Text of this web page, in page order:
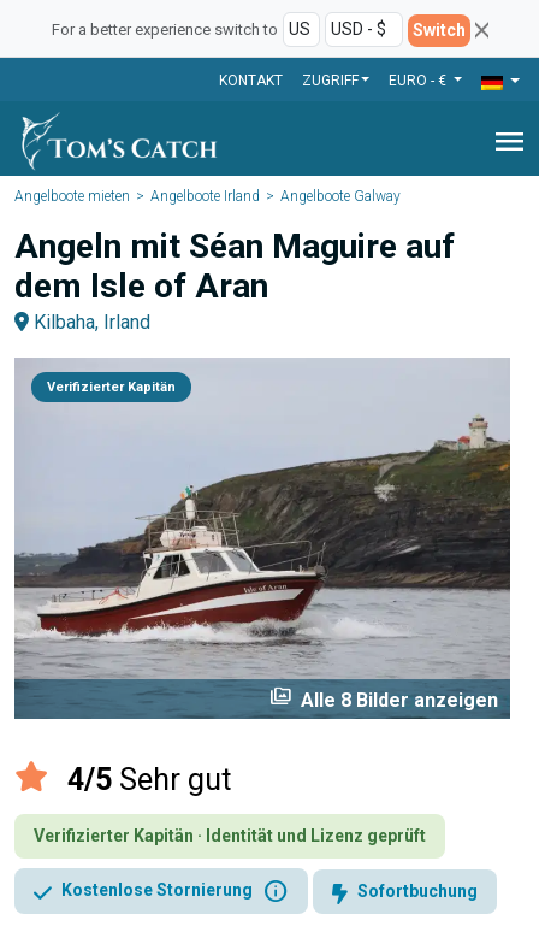
For a better experience switch to Switch
KONTAKT ZUGRIFF EURO - €
menu
Angelboote mieten Angelboote Irland Angelboote Galway
Angeln mit Séan Maguire auf
dem Isle of Aran
Kilbaha, Irland
Verifizierter Kapitän
perm_media Alle 8 Bilder anzeigen
4/5 Sehr gut
Verifizierter Kapitän · Identität und Lizenz geprüft
Kostenlose Stornierung info Sofortbuchung